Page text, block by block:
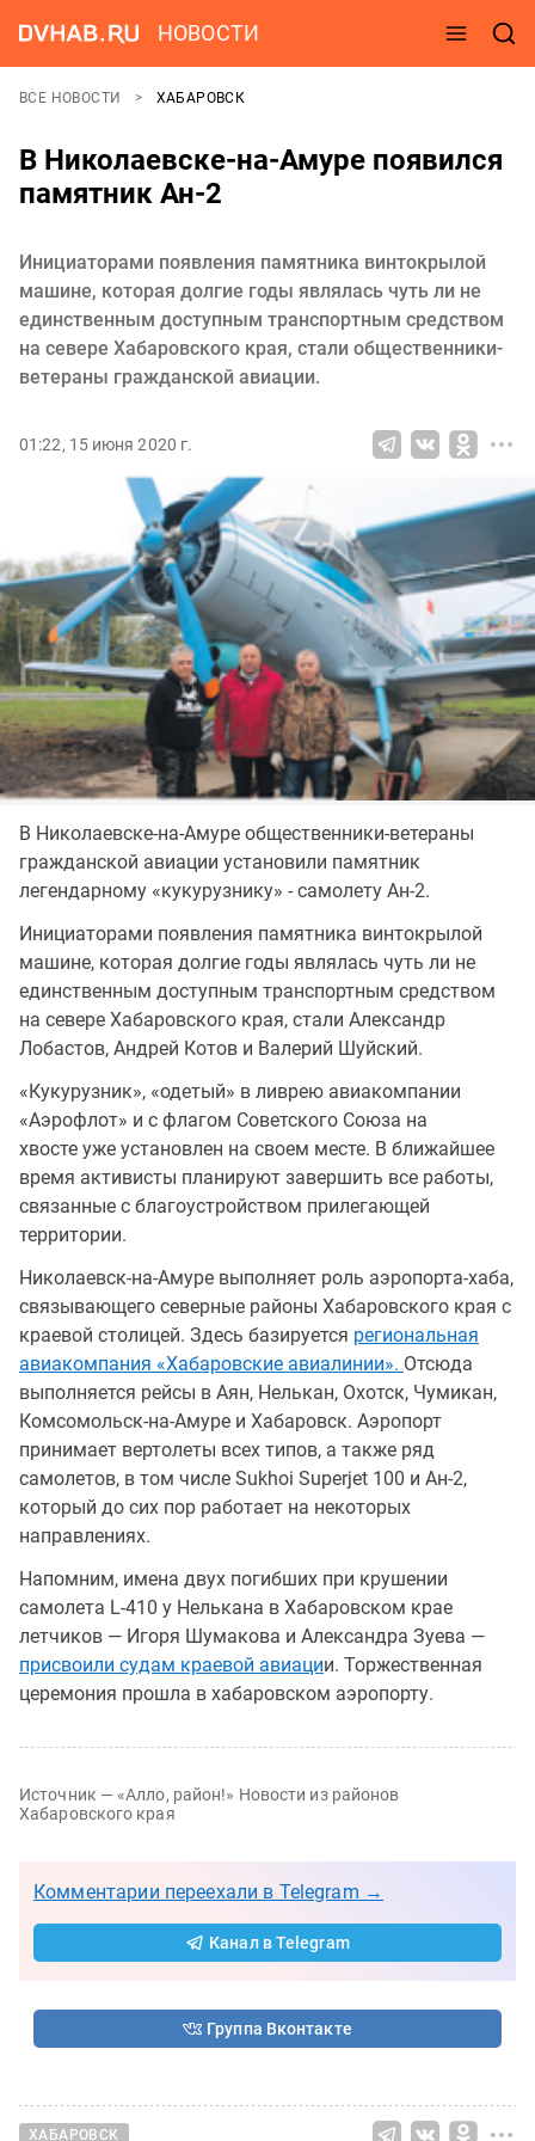
НОВОСТИ
ВСЕ НОВОСТИ ХАБАРОВСК
В Николаевске-на-Амуре появился
памятник Ан-2
Инициаторами появления памятника винтокрылой
машине, которая долгие годы являлась чуть ли не
единственным доступным транспортным средством
на севере Хабаровского края, стали общественники-
ветераны гражданской авиации.
01:22, 15 июня 2020 г.
В Николаевске-на-Амуре общественники-ветераны
гражданской авиации установили памятник
легендарному «кукурузнику» - самолету Ан-2.
Инициаторами появления памятника винтокрылой
машине, которая долгие годы являлась чуть ли не
единственным доступным транспортным средством
на севере Хабаровского края, стали Александр
Лобастов, Андрей Котов и Валерий Шуйский.
«Кукурузник», «одетый» в ливрею авиакомпании
«Аэрофлот» и с флагом Советского Союза на
хвосте уже установлен на своем месте. В ближайшее
время активисты планируют завершить все работы,
связанные с благоустройством прилегающей
территории.
Николаевск-на-Амуре выполняет роль аэропорта-хаба,
связывающего северные районы Хабаровского края с
краевой столицей. Здесь базируется региональная
авиакомпания «Хабаровские авиалинии». Отсюда
выполняется рейсы в Аян, Нелькан, Охотск, Чумикан,
Комсомольск-на-Амуре и Хабаровск. Аэропорт
принимает вертолеты всех типов, а также ряд
самолетов, в том числе Sukhoi Superjet 100 и Ан-2,
который до сих пор работает на некоторых
направлениях.
Напомним, имена двух погибших при крушении
самолета L-410 у Нелькана в Хабаровском крае
летчиков — Игоря Шумакова и Александра Зуева —
присвоили судам краевой авиации. Торжественная
церемония прошла в хабаровском аэропорту.
Источник — «Алло, район!» Новости из районов
Хабаровского края
Комментарии переехали в Telegram →
Канал в Telegram
Группа Вконтакте
ХАБАРОВСК